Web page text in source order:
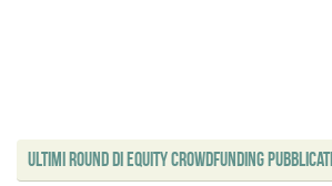
Ultimi Round di Equity Crowdfunding Pubblicati